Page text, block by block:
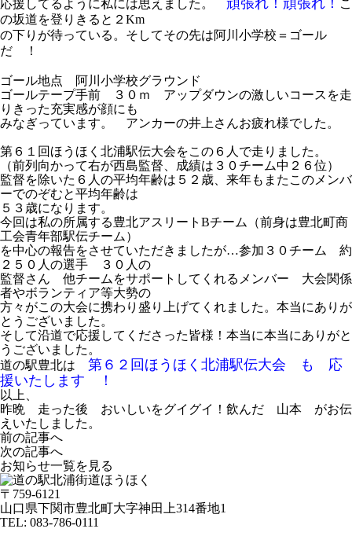
応援してるように私には思えました。 頑張れ！頑張れ！ こ
の坂道を登りきると２Km
の下りが待っている。そしてその先は阿川小学校＝ゴール
だ ！
ゴール地点
阿川小学校グラウンド
ゴールテープ手前 ３０ｍ アップダウンの激しいコースを走
りきった充実感が顔にも
みなぎっています。 アンカーの井上さんお疲れ様でした。
第６１回ほうほく北浦駅伝大会をこの６人で走りました。
（前列向かって右が西島監督、成績は３０チーム中２６位）
監督を除いた６人の平均年齢は５２歳、来年もまたこのメンバ
ーでのぞむと平均年齢は
５３歳になります。
今回は私の所属する豊北アスリートBチーム（前身は豊北町商
工会青年部駅伝チーム）
を中心の報告をさせていただきましたが…参加３０チーム 約
２５０人の選手 ３０人の
監督さん 他チームをサポートしてくれるメンバー 大会関係
者やボランティア等大勢の
方々がこの大会に携わり盛り上げてくれました。本当にありが
とうございました。
そして沿道で応援してくださった皆様！本当に本当にありがと
うございました。
道の駅豊北は 第６２回ほうほく北浦駅伝大会 も 応
援いたします ！
以上、
昨晩 走った後 おいしいをグイグイ！飲んだ 山本 がお伝
えいたしました。
前の記事へ
次の記事へ
お知らせ一覧を見る
〒759-6121
山口県下関市豊北町大字神田上314番地1
TEL: 083-786-0111